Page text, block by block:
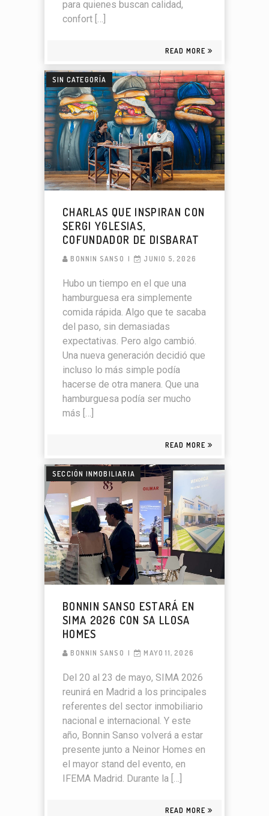
para quienes buscan calidad,
confort […]
READ MORE
SIN CATEGORÍA
CHARLAS QUE INSPIRAN CON
SERGI YGLESIAS,
COFUNDADOR DE DISBARAT
BONNIN SANSO JUNIO 5, 2026
Hubo un tiempo en el que una
hamburguesa era simplemente
comida rápida. Algo que te sacaba
del paso, sin demasiadas
expectativas. Pero algo cambió.
Una nueva generación decidió que
incluso lo más simple podía
hacerse de otra manera. Que una
hamburguesa podía ser mucho
más […]
READ MORE
SECCIÓN INMOBILIARIA
BONNIN SANSO ESTARÁ EN
SIMA 2026 CON SA LLOSA
HOMES
BONNIN SANSO MAYO 11, 2026
Del 20 al 23 de mayo, SIMA 2026
reunirá en Madrid a los principales
referentes del sector inmobiliario
nacional e internacional. Y este
año, Bonnin Sanso volverá a estar
presente junto a Neinor Homes en
el mayor stand del evento, en
IFEMA Madrid. Durante la […]
READ MORE